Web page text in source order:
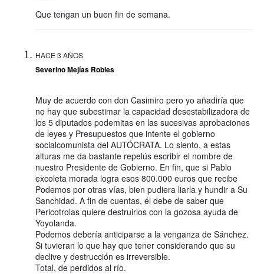
Que tengan un buen fin de semana.
HACE 3 AÑOS
Severino Mejías Robles
Muy de acuerdo con don Casimiro pero yo añadiría que
no hay que subestimar la capacidad desestabilizadora de
los 5 diputados podemitas en las sucesivas aprobaciones
de leyes y Presupuestos que intente el gobierno
socialcomunista del AUTÓCRATA. Lo siento, a estas
alturas me da bastante repelús escribir el nombre de
nuestro Presidente de Gobierno. En fin, que si Pablo
excoleta morada logra esos 800.000 euros que recibe
Podemos por otras vías, bien pudiera liarla y hundir a Su
Sanchidad. A fin de cuentas, él debe de saber que
Pericotrolas quiere destruirlos con la gozosa ayuda de
Yoyolanda.
Podemos debería anticiparse a la venganza de Sánchez.
Si tuvieran lo que hay que tener considerando que su
declive y destrucción es irreversible.
Total, de perdidos al río.